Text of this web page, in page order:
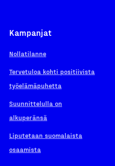
Kampanjat
Nollatilanne
Tervetuloa kohti positiivista
työelämäpuhetta
Suunnittelulla on
alkuperänsä
Liputetaan suomalaista
osaamista